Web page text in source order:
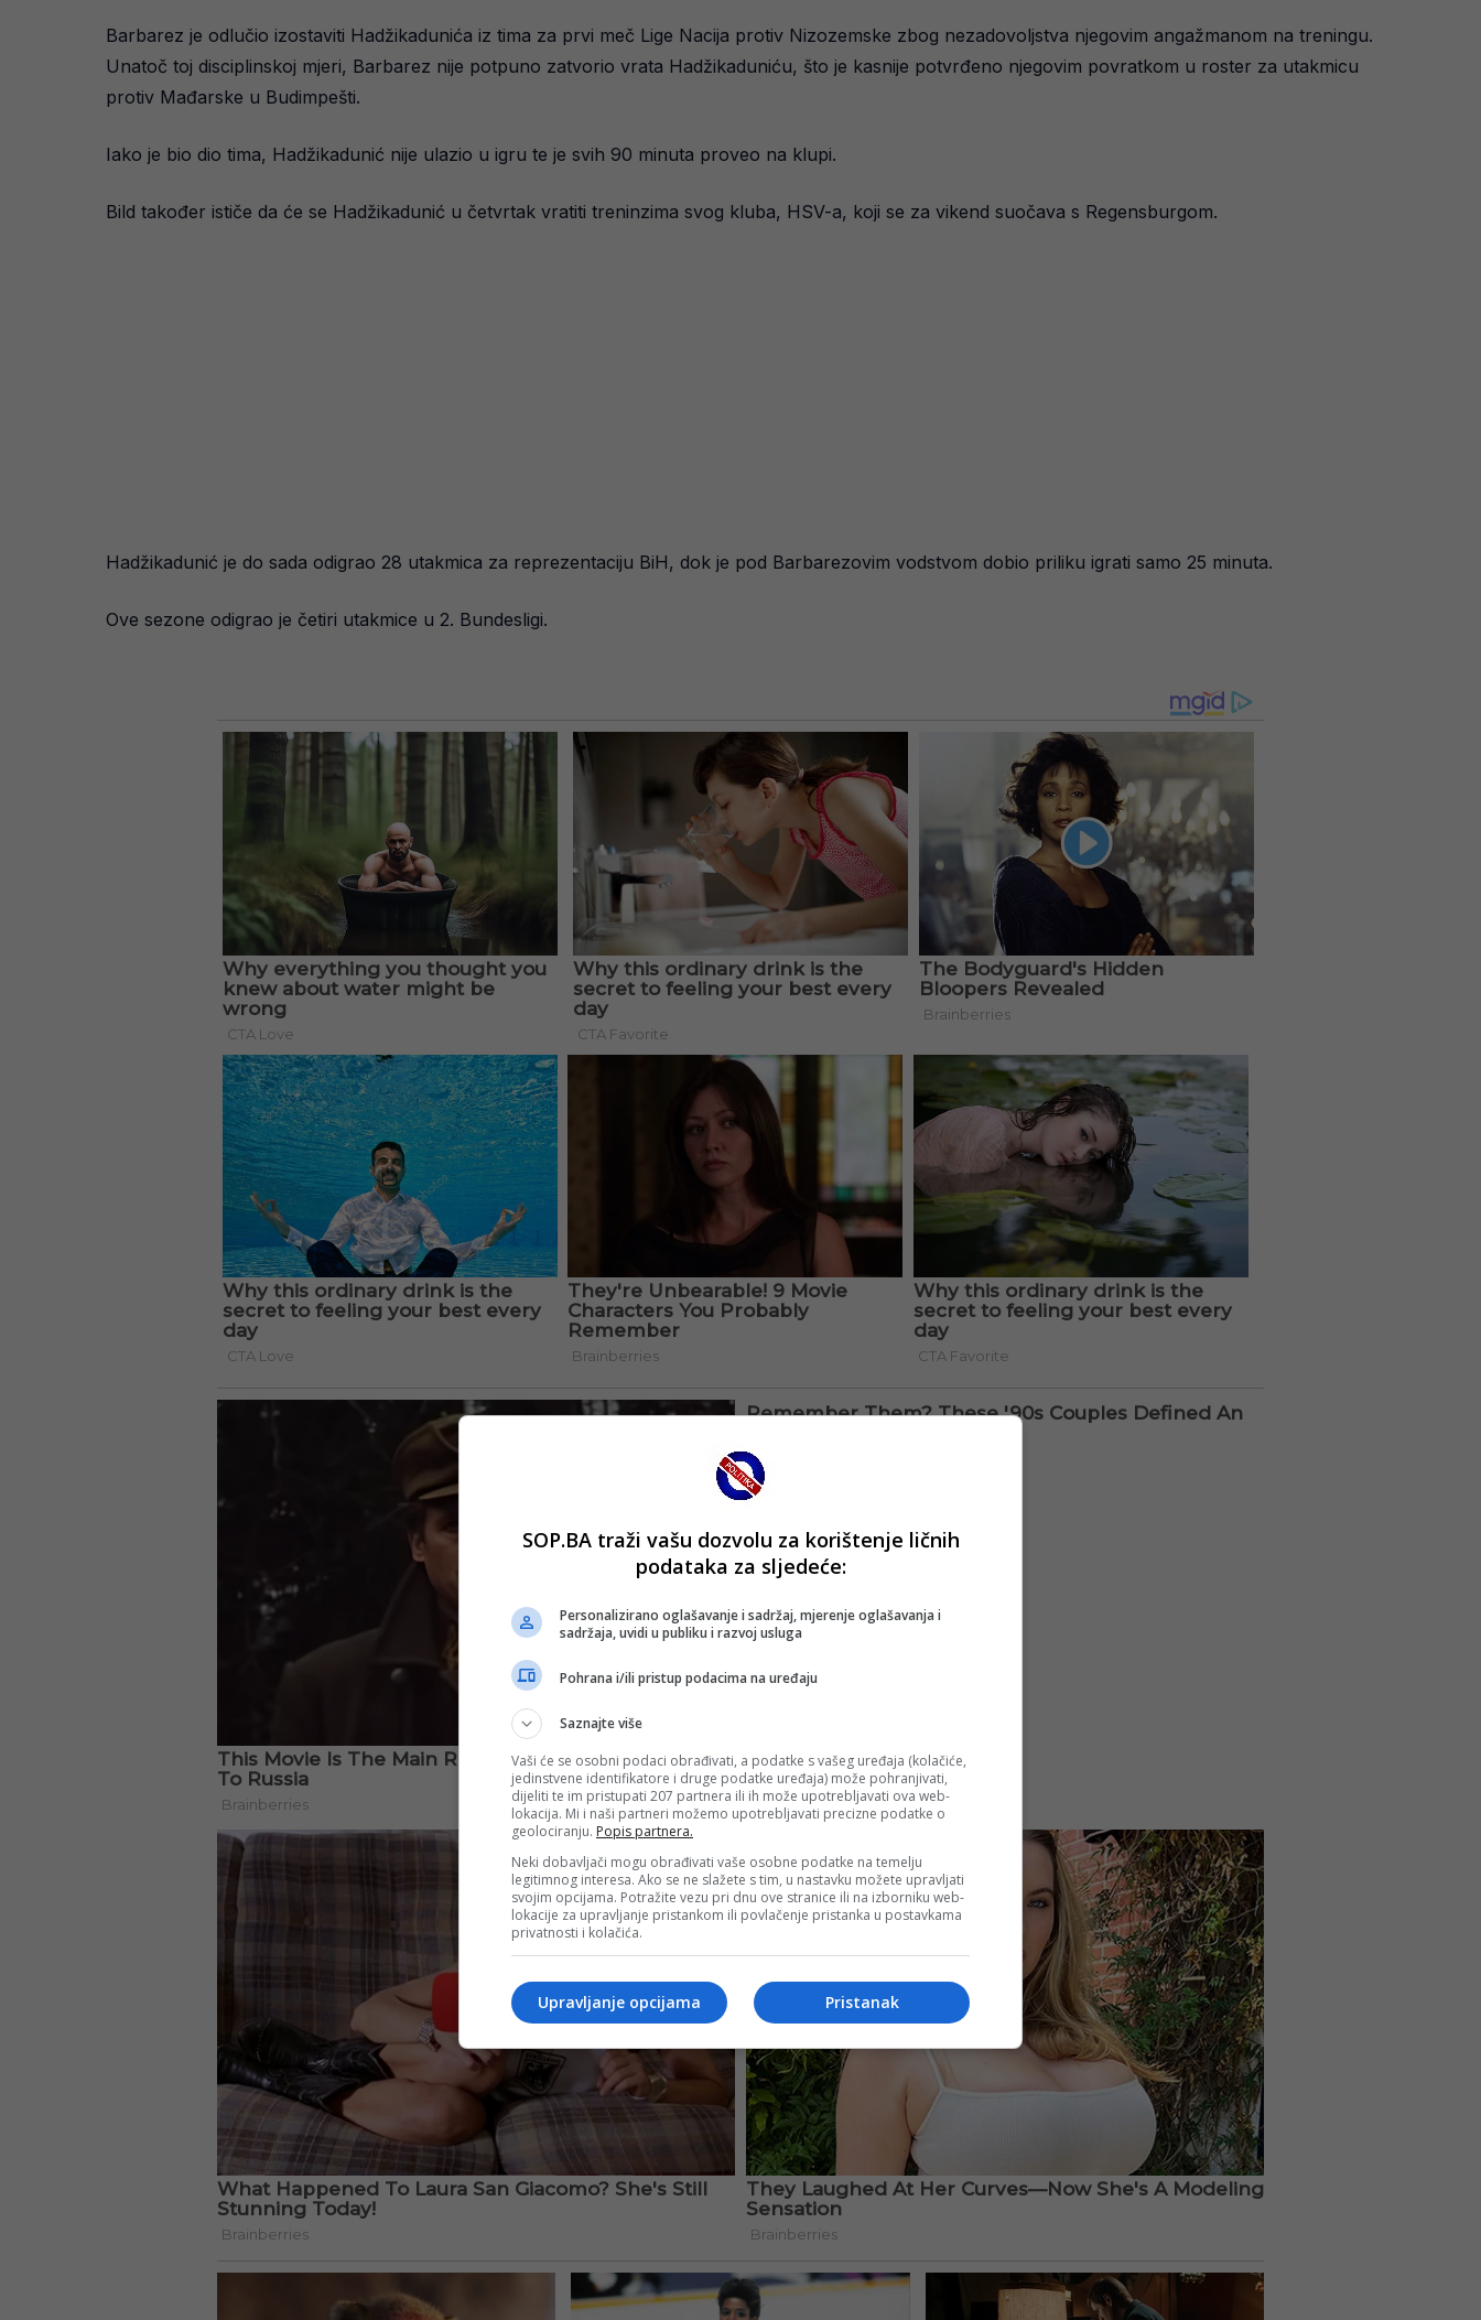
Barbarez je odlučio izostaviti Hadžikadunića iz tima za prvi meč Lige Nacija protiv Nizozemske zbog nezadovoljstva njegovim angažmanom na treningu.
Unatoč toj disciplinskoj mjeri, Barbarez nije potpuno zatvorio vrata Hadžikaduniću, što je kasnije potvrđeno njegovim povratkom u roster za utakmicu
protiv Mađarske u Budimpešti.
Iako je bio dio tima, Hadžikadunić nije ulazio u igru te je svih 90 minuta proveo na klupi.
Bild također ističe da će se Hadžikadunić u četvrtak vratiti treninzima svog kluba, HSV-a, koji se za vikend suočava s Regensburgom.
Hadžikadunić je do sada odigrao 28 utakmica za reprezentaciju BiH, dok je pod Barbarezovim vodstvom dobio priliku igrati samo 25 minuta.
Ove sezone odigrao je četiri utakmice u 2. Bundesligi.
SOP.BA traži vašu dozvolu za korištenje ličnih
podataka za sljedeće:
Personalizirano oglašavanje i sadržaj, mjerenje oglašavanja i
sadržaja, uvidi u publiku i razvoj usluga
Pohrana i/ili pristup podacima na uređaju
Saznajte više
Vaši će se osobni podaci obrađivati, a podatke s vašeg uređaja (kolačiće,
jedinstvene identifikatore i druge podatke uređaja) može pohranjivati,
dijeliti te im pristupati 207 partnera ili ih može upotrebljavati ova web-
lokacija. Mi i naši partneri možemo upotrebljavati precizne podatke o
geolociranju. Popis partnera.
Neki dobavljači mogu obrađivati vaše osobne podatke na temelju
legitimnog interesa. Ako se ne slažete s tim, u nastavku možete upravljati
svojim opcijama. Potražite vezu pri dnu ove stranice ili na izborniku web-
lokacije za upravljanje pristankom ili povlačenje pristanka u postavkama
privatnosti i kolačića.
Pristanak
Upravljanje opcijama